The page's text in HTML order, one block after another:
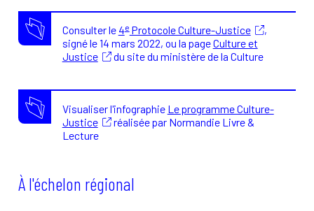
Consulter le 4eProtocole Culture-Justice
,
signé le 14 mars 2022, ou la pageCulture et
Justice
du site du ministère de la Culture
Visualiser l'infographie Le programme Culture-
Justice
réalisée par Normandie Livre &
Lecture
À l'échelon régional